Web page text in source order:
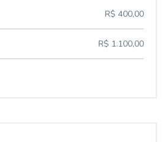
R$ 400,00
R$ 1.100,00